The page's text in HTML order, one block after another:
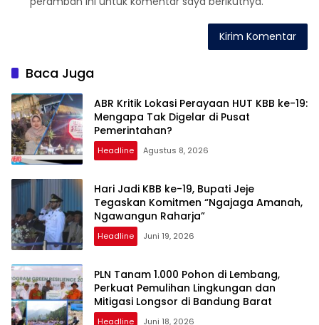
Baca Juga
ABR Kritik Lokasi Perayaan HUT KBB ke-19:
Mengapa Tak Digelar di Pusat
Pemerintahan?
Headline Agustus 8, 2026
Hari Jadi KBB ke-19, Bupati Jeje
Tegaskan Komitmen “Ngajaga Amanah,
Ngawangun Raharja”
Headline Juni 19, 2026
PLN Tanam 1.000 Pohon di Lembang,
Perkuat Pemulihan Lingkungan dan
Mitigasi Longsor di Bandung Barat
Headline Juni 18, 2026